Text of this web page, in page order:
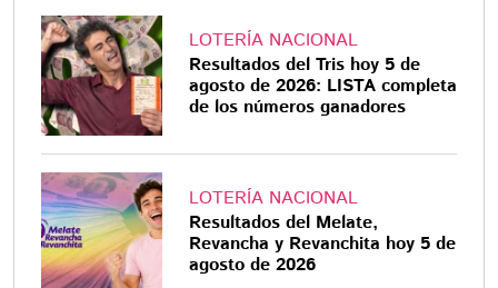
LOTERÍA NACIONAL
Resultados del Tris hoy 5 de
agosto de 2026: LISTA completa
de los números ganadores
LOTERÍA NACIONAL
Resultados del Melate,
Revancha y Revanchita hoy 5 de
agosto de 2026